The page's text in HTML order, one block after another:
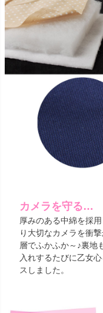
カメラを守る…
厚みのある中綿を採
り大切なカメラを衝
層でふかふか～♪裏地
入れするたびに乙女
スしました。